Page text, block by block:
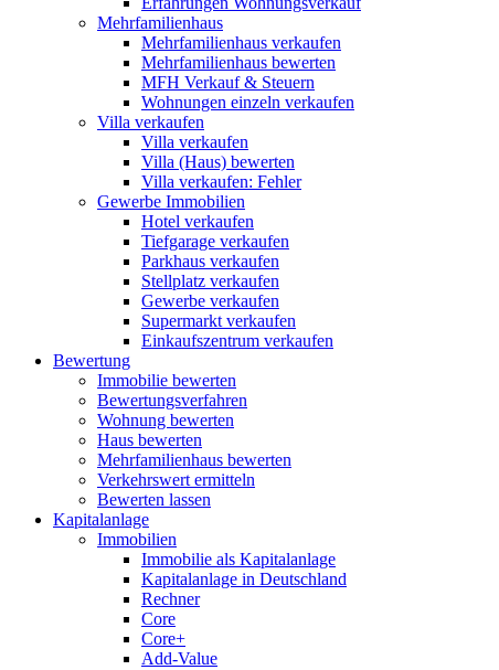
Mehrfamilienhaus
Mehrfamilienhaus verkaufen
Mehrfamilienhaus bewerten
MFH Verkauf & Steuern
Wohnungen einzeln verkaufen
Villa verkaufen
Villa verkaufen
Villa (Haus) bewerten
Villa verkaufen: Fehler
Gewerbe Immobilien
Hotel verkaufen
Tiefgarage verkaufen
Parkhaus verkaufen
Stellplatz verkaufen
Gewerbe verkaufen
Supermarkt verkaufen
Einkaufszentrum verkaufen
Bewertung
Immobilie bewerten
Bewertungsverfahren
Wohnung bewerten
Haus bewerten
Mehrfamilienhaus bewerten
Verkehrswert ermitteln
Bewerten lassen
Kapitalanlage
Immobilien
Immobilie als Kapitalanlage
Kapitalanlage in Deutschland
Rechner
Core
Core+
Add-Value